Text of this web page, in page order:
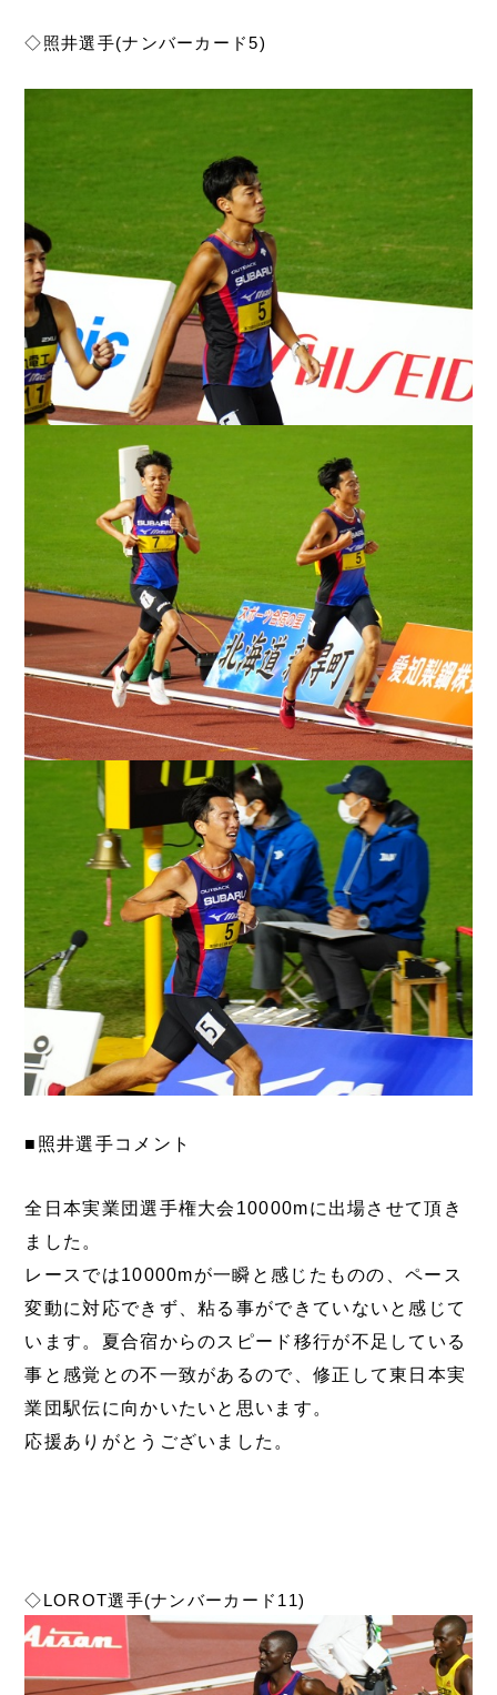
◇照井選手(ナンバーカード5)
■照井選手コメント
全日本実業団選手権大会10000mに出場させて頂き
ました。
レースでは10000mが一瞬と感じたものの、ペース
変動に対応できず、粘る事ができていないと感じて
います。夏合宿からのスピード移行が不足している
事と感覚との不一致があるので、修正して東日本実
業団駅伝に向かいたいと思います。
応援ありがとうございました。
◇LOROT選手(ナンバーカード11)